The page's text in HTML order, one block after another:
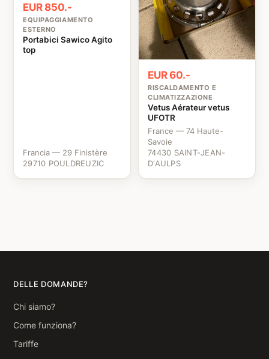
EUR 850.-
EQUIPAGGIAMENTO
ESTERNO
Portabici Sawico Agito
top
Francia — 29 Finistère
29710 POULDREUZIC
EUR 60.-
RISCALDAMENTO E
CLIMATIZZAZIONE
Vetus Aérateur vetus
UFOTR
France — 74 Haute-
Savoie
74430 SAINT-JEAN-
D'AULPS
DELLE DOMANDE?
Chi siamo?
Come funziona?
Tariffe